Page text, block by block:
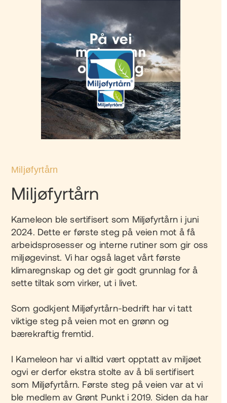
Miljøfyrtårn
Miljøfyrtårn
Kameleon ble sertifisert som Miljøfyrtårn i juni
2024. Dette er første steg på veien mot å få
arbeidsprosesser og interne rutiner som gir oss
miljøgevinst. Vi har også laget vårt første
klimaregnskap og det gir godt grunnlag for å
sette tiltak som virker, ut i livet.
Som godkjent Miljøfyrtårn-bedrift har vi tatt
viktige steg på veien mot en grønn og
bærekraftig fremtid.
I Kameleon har vi alltid vært opptatt av miljøet
ogvi er derfor ekstra stolte av å bli sertifisert
som Miljøfyrtårn. Første steg på veien var at vi
ble medlem av Grønt Punkt i 2019. Siden da har